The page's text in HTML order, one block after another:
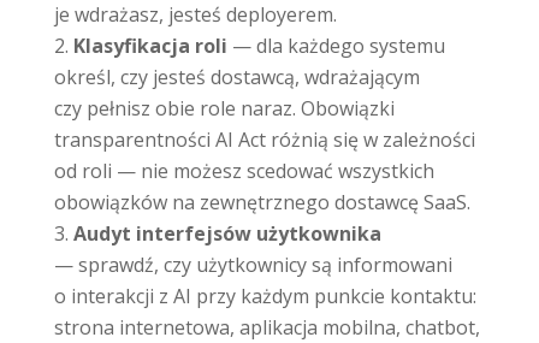
je wdrażasz, jesteś deployerem.
Klasyfikacja roli — dla każdego systemu
określ, czy jesteś dostawcą, wdrażającym
czy pełnisz obie role naraz. Obowiązki
transparentności AI Act różnią się w zależności
od roli — nie możesz scedować wszystkich
obowiązków na zewnętrznego dostawcę SaaS.
Audyt interfejsów użytkownika
— sprawdź, czy użytkownicy są informowani
o interakcji z AI przy każdym punkcie kontaktu:
strona internetowa, aplikacja mobilna, chatbot,